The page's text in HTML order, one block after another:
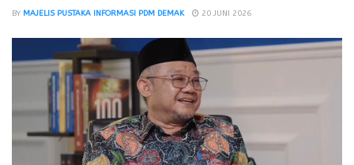
BY MAJELIS PUSTAKA INFORMASI PDM DEMAK 20 JUNI 2026